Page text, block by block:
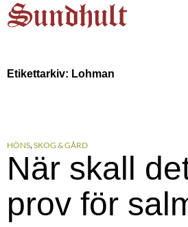
Hoppa
till
Sundhults blogg
Sök
Etikettarkiv: Lohman
HÖNS,SKOG & GÅRD
När skall
prov för